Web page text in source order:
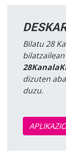
Bilatu 28
dizuten
duzu.